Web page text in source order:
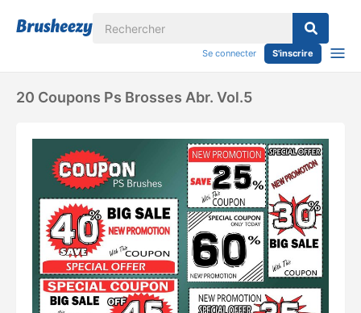
Se connecter S'inscrire
20 Coupons Ps Brosses Abr. Vol.5